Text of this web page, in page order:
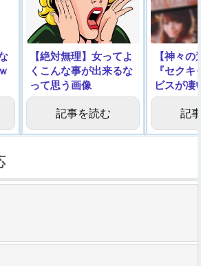
【絶対無理】女ってよ
くこんな事が出来るな
って思う画像
記事を読む
【神々
『セク
ビスが凄
ｗｗｗｗ
記